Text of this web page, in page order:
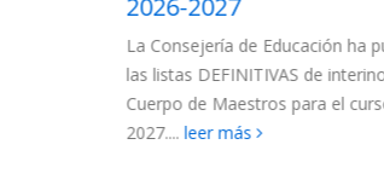
Para esta adjudicación están
los siguientes colectivos de
(más…) leer más